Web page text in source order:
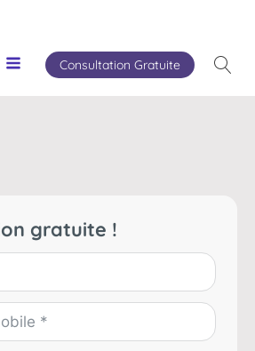
Consultation Gratuite
gratuite !